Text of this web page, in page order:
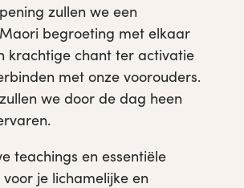
zullen we een
begroeting met elkaar
krachtige chant ter activatie
met onze voorouders.
we door de dag heen
teachings en essentiële
je lichamelijke en